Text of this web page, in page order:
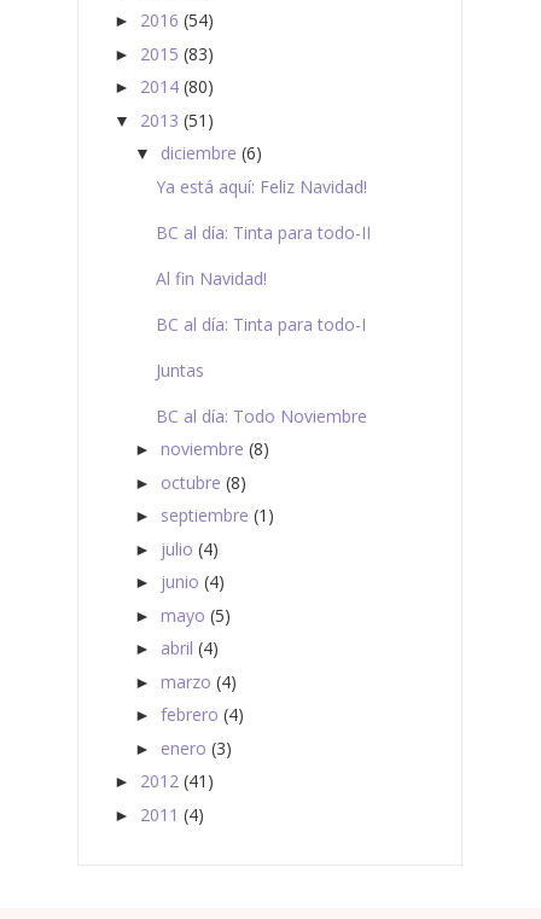
► 2016 (54)
► 2015 (83)
► 2014 (80)
▼ 2013 (51)
▼ diciembre (6)
Ya está aquí: Feliz Navidad!
BC al día: Tinta para todo-II
Al fin Navidad!
BC al día: Tinta para todo-I
Juntas
BC al día: Todo Noviembre
► noviembre (8)
► octubre (8)
► septiembre (1)
► julio (4)
► junio (4)
► mayo (5)
► abril (4)
► marzo (4)
► febrero (4)
► enero (3)
► 2012 (41)
► 2011 (4)